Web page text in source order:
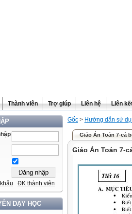
Thành viên Trợ giúp Liên hệ Liên
ĐK thành viên
DẠY HỌC
Gốc > Hướng dẫn sử
Giáo Án Toán 7-cả
Giáo Án Toán 7-